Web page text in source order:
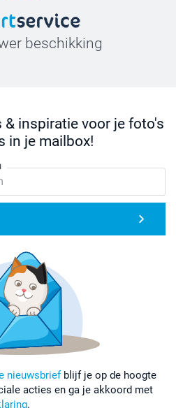
beschikking
& inspiratie voor je foto's
in je mailbox!
nieuwsbriefblijf je op de hoogte
acties en ga je akkoord met
.